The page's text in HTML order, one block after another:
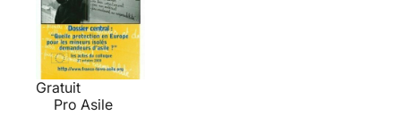
Gratuit
Pro Asile